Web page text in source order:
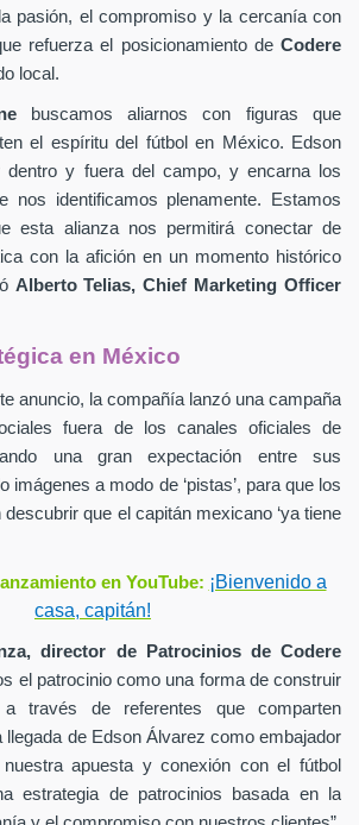
pasión, el compromiso y la cercanía con
refuerza el posicionamiento de Codere
local.
buscamos aliarnos con figuras que
el espíritu del fútbol en México. Edson
y fuera del campo, y encarna los
nos identificamos plenamente. Estamos
esta alianza nos permitirá conectar de
con la afición en un momento histórico
Alberto Telias,Chief Marketing Officer
en México
anuncio, la compañía lanzó una campaña
fuera de los canales oficiales de
una gran expectación entre sus
imágenes a modo de ‘pistas’, para que los
que el capitán mexicano ‘ya tiene
en YouTube: ¡Bienvenido a
casa, capitán!
director de Patrocinios de Codere
el patrocinio como una forma de construir
a través de referentes que comparten
llegada de Edson Álvarez como embajador
apuesta y conexión con el fútbol
estrategia de patrocinios basada en la